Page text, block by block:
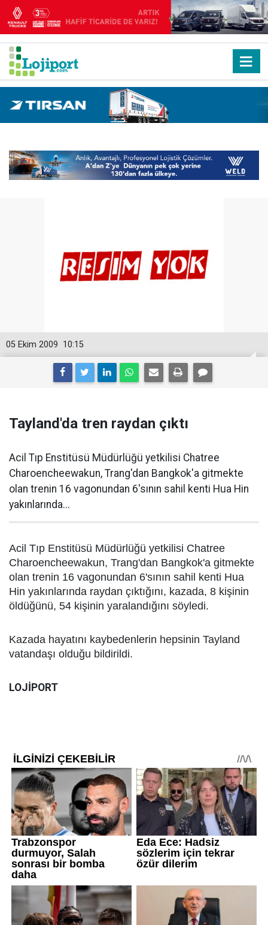
10:15
05 Ekim 2009
Tayland'da tren raydan çıktı
Acil Tıp Enstitüsü Müdürlüğü yetkilisi Chatree
Charoencheewakun, Trang'dan Bangkok'a gitmekte
olan trenin 16 vagonundan 6'sının sahil kenti Hua Hin
yakınlarında...
Acil Tıp Enstitüsü Müdürlüğü yetkilisi Chatree
Charoencheewakun, Trang'dan Bangkok'a gitmekte
olan trenin 16 vagonundan 6'sının sahil kenti Hua
Hin yakınlarında raydan çıktığını, kazada, 8 kişinin
öldüğünü, 54 kişinin yaralandığını söyledi.
Kazada hayatını kaybedenlerin hepsinin Tayland
vatandaşı olduğu bildirildi.
LOJİPORT